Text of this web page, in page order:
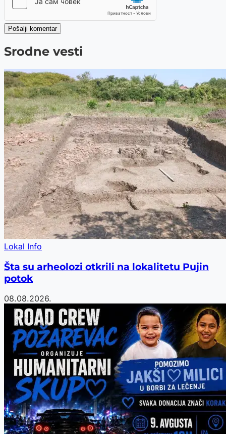
Pošalji komentar
Srodne vesti
Lokal Info
Šta su arheolozi otkrili na lokalitetu Pujin
potok
08.08.2026.